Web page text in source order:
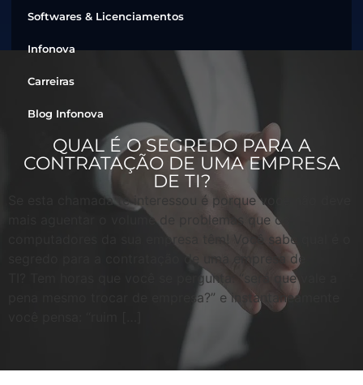
Softwares & Licenciamentos
Infonova
Carreiras
Blog Infonova
QUAL É O SEGREDO PARA A
CONTRATAÇÃO DE UMA EMPRESA
DE TI?
Se esta chamada te interessou é porque você não deve
mais aguentar o volume de problemas que os
computadores da sua empresa têm! Você sabe qual é o
segredo para a contratação de uma empresa de
TI? Tem horas que você se pergunta: “será que vale a
pena mesmo trocar de empresa?” e instantaneamente